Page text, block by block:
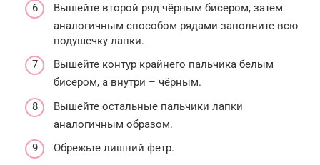
Вышейте второй ряд чёрным бисером, затем
аналогичным способом рядами заполните всю
подушечку лапки.
Вышейте контур крайнего пальчика белым
бисером, а внутри – чёрным.
Вышейте остальные пальчики лапки
аналогичным образом.
Обрежьте лишний фетр.